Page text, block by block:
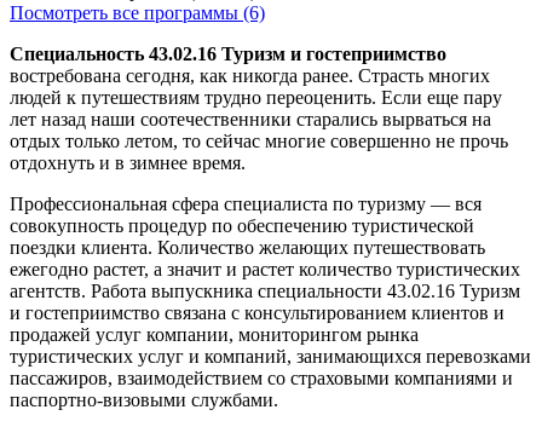
Посмотреть все программы (6)
Специальность 43.02.16 Туризм и гостеприимство
востребована сегодня, как никогда ранее. Страсть многих
людей к путешествиям трудно переоценить. Если еще пару
лет назад наши соотечественники старались вырваться на
отдых только летом, то сейчас многие совершенно не прочь
отдохнуть и в зимнее время.
Профессиональная сфера специалиста по туризму — вся
совокупность процедур по обеспечению туристической
поездки клиента. Количество желающих путешествовать
ежегодно растет, а значит и растет количество туристических
агентств. Работа выпускника специальности 43.02.16 Туризм
и гостеприимство связана с консультированием клиентов и
продажей услуг компании, мониторингом рынка
туристических услуг и компаний, занимающихся перевозками
пассажиров, взаимодействием со страховыми компаниями и
паспортно-визовыми службами.